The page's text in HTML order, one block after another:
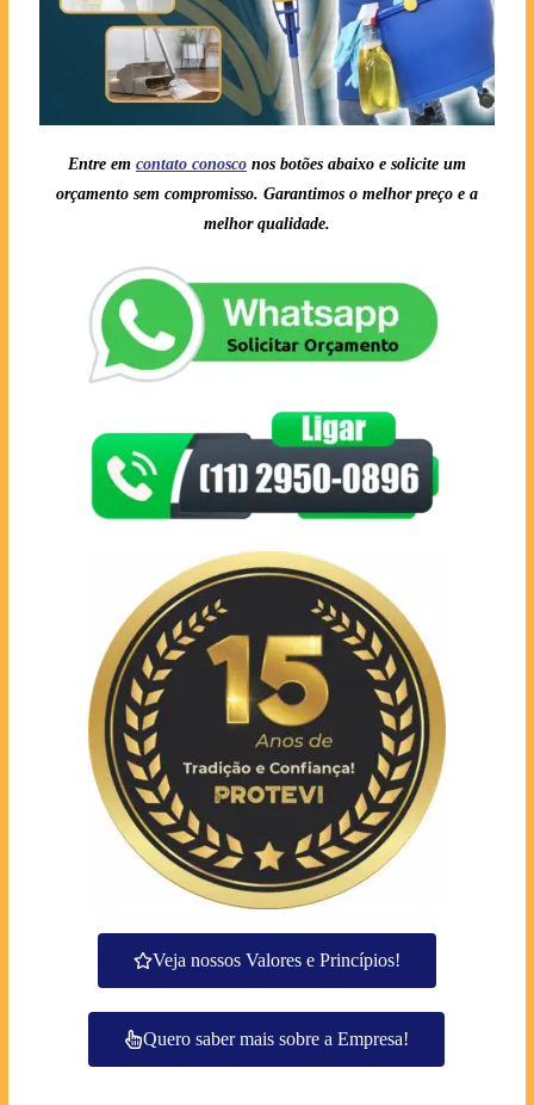
Entre em contato conosconos botões abaixo e solicite um
orçamento sem compromisso. Garantimos o melhor preço e a
melhor qualidade.
Veja nossos Valores e Princípios!
Quero saber mais sobre a Empresa!